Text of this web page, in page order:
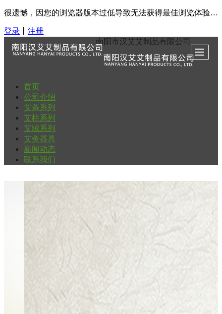
很遗憾，因您的浏览器版本过低导致无法获得最佳浏览体验，推荐下载安装谷歌浏览器！
登录
注册
南阳市汉艾艾制品有限公司
首页
公司介绍
艾条系列
艾柱系列
艾绒系列
艾灸器具
新闻动态
联系我们